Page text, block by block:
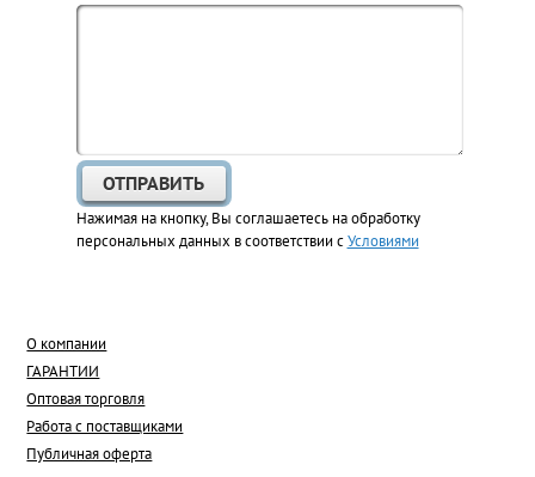
Нажимая на кнопку, Вы соглашаетесь на обработку
персональных данных в соответствии сУсловиями
О компании
ГАРАНТИИ
Оптовая торговля
Работа с поставщиками
Публичная оферта